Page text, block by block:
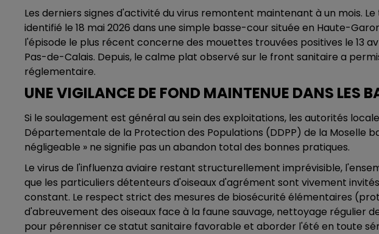
Les derniers signes d'activité du virus remontent maintenant à un mois.
identifié le 18 mai 2026 dans une simple basse-cour située en Haute-
l'épisode le plus récent concerne des mouettes trouvées positives le 13
Pas-de-Calais. Depuis, le calme plat observé sur le front sanitaire a
réglementaire.
UNE VIGILANCE DE FOND MAINTENUE DANS LES
Si le soulagement est général au sein des exploitations, les autorités
Départementale de la Protection des Populations (DDPP) de la Moselle
négligeable » ne signifie pas un abandon total des bonnes pratiques.
Le virus de l'influenza aviaire restant structurellement imprévisible,
que les particuliers détenteurs d'oiseaux d'agrément sont vivement
constant. Le respect strict des mesures de biosécurité élémentaires
d'abreuvement des oiseaux face à la faune sauvage, nettoyage régulier
pour pérenniser ce statut sanitaire favorable et aborder l'été en toute